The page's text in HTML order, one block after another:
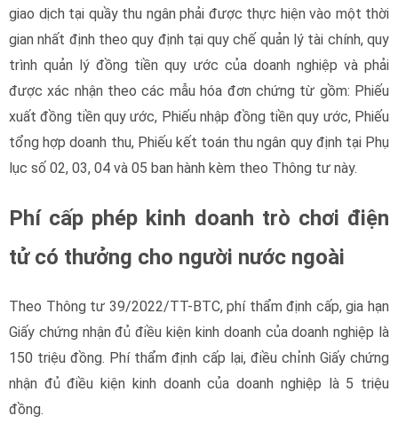
giao dịch tại quầy thu ngân phải được thực hiện vào một thời
gian nhất định theo quy định tại quy chế quản lý tài chính, quy
trình quản lý đồng tiền quy ước của doanh nghiệp và phải
được xác nhận theo các mẫu hóa đơn chứng từ gồm: Phiếu
xuất đồng tiền quy ước, Phiếu nhập đồng tiền quy ước, Phiếu
tổng hợp doanh thu, Phiếu kết toán thu ngân quy định tại Phụ
lục số 02, 03, 04 và 05 ban hành kèm theo Thông tư này.
Phí cấp phép kinh doanh trò chơi điện
tử có thưởng cho người nước ngoài
Theo Thông tư 39/2022/TT-BTC, phí thẩm định cấp, gia hạn
Giấy chứng nhận đủ điều kiện kinh doanh của doanh nghiệp là
150 triệu đồng. Phí thẩm định cấp lại, điều chỉnh Giấy chứng
nhận đủ điều kiện kinh doanh của doanh nghiệp là 5 triệu
đồng.